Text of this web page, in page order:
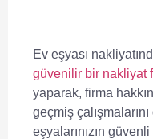
Ev eşyası
güvenilir bir nakliyat
yaparak, firma
geçmiş
eşyalarınızın